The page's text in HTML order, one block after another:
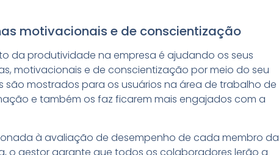
motivacionais e de conscientização
da produtividade na empresa é ajudando os seus
motivacionais e de conscientização por meio do seu
mostrados para os usuários na área de trabalho de
e também os faz ficarem mais engajados com a
à avaliação de desempenho de cada membro da
o gestor garante que todos os colaboradores lerão a